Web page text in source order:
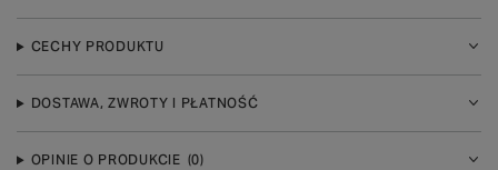
CECHY PRODUKTU
DOSTAWA, ZWROTY I PŁATNOŚĆ
OPINIE O PRODUKCIE (0)